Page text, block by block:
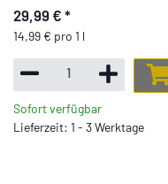
29,99 € *
14,99 € pro 1 l
Sofort verfügbar
Lieferzeit: 1 - 3 Werktage